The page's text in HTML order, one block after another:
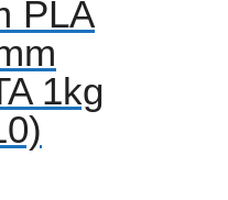
PLA
1kg